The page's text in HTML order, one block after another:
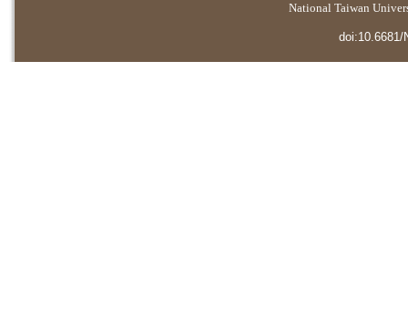
National Taiwan
doi:10.6681/